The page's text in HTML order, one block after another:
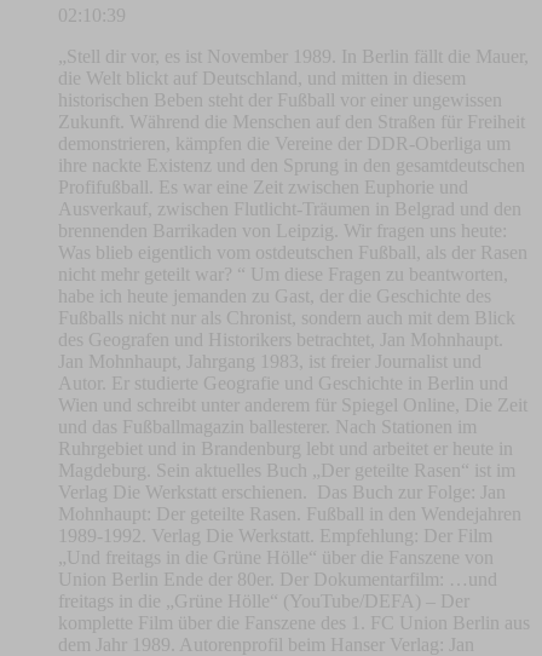
02:10:39
„Stell dir vor, es ist November 1989. In Berlin fällt die Mauer,
die Welt blickt auf Deutschland, und mitten in diesem
historischen Beben steht der Fußball vor einer ungewissen
Zukunft. Während die Menschen auf den Straßen für Freiheit
demonstrieren, kämpfen die Vereine der DDR-Oberliga um
ihre nackte Existenz und den Sprung in den gesamtdeutschen
Profifußball. Es war eine Zeit zwischen Euphorie und
Ausverkauf, zwischen Flutlicht-Träumen in Belgrad und den
brennenden Barrikaden von Leipzig. Wir fragen uns heute:
Was blieb eigentlich vom ostdeutschen Fußball, als der Rasen
nicht mehr geteilt war? “ Um diese Fragen zu beantworten,
habe ich heute jemanden zu Gast, der die Geschichte des
Fußballs nicht nur als Chronist, sondern auch mit dem Blick
des Geografen und Historikers betrachtet, Jan Mohnhaupt.
Jan Mohnhaupt, Jahrgang 1983, ist freier Journalist und
Autor. Er studierte Geografie und Geschichte in Berlin und
Wien und schreibt unter anderem für Spiegel Online, Die Zeit
und das Fußballmagazin ballesterer. Nach Stationen im
Ruhrgebiet und in Brandenburg lebt und arbeitet er heute in
Magdeburg. Sein aktuelles Buch „Der geteilte Rasen“ ist im
Verlag Die Werkstatt erschienen. Das Buch zur Folge: Jan
Mohnhaupt: Der geteilte Rasen. Fußball in den Wendejahren
1989-1992. Verlag Die Werkstatt. Empfehlung: Der Film
„Und freitags in die Grüne Hölle“ über die Fanszene von
Union Berlin Ende der 80er. Der Dokumentarfilm: …und
freitags in die „Grüne Hölle“ (YouTube/DEFA) – Der
komplette Film über die Fanszene des 1. FC Union Berlin aus
dem Jahr 1989. Autorenprofil beim Hanser Verlag: Jan